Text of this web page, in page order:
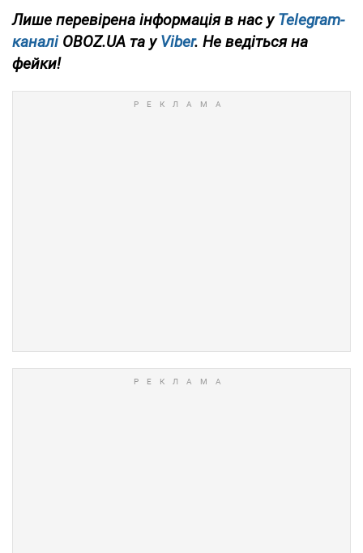
Лише перевірена інформація в нас уTelegram-
каналіOBOZ.UA та уViber. Не ведіться на
фейки!